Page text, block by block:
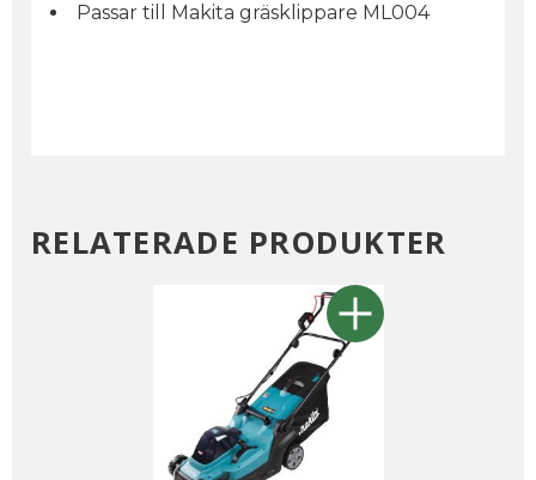
Passar till Makita gräsklippare ML004
RELATERADE PRODUKTER